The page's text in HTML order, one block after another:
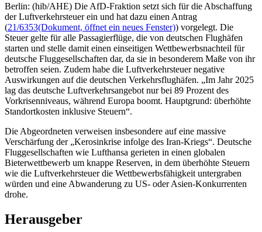
Berlin: (hib/AHE) Die AfD-Fraktion setzt sich für die Abschaffung
der Luftverkehrsteuer ein und hat dazu einen Antrag
(21/6353(Dokument, öffnet ein neues Fenster)) vorgelegt. Die
Steuer gelte für alle Passagierflüge, die von deutschen Flughäfen
starten und stelle damit einen einseitigen Wettbewerbsnachteil für
deutsche Fluggesellschaften dar, da sie in besonderem Maße von ihr
betroffen seien. Zudem habe die Luftverkehrsteuer negative
Auswirkungen auf die deutschen Verkehrsflughäfen. „Im Jahr 2025
lag das deutsche Luftverkehrsangebot nur bei 89 Prozent des
Vorkrisenniveaus, während Europa boomt. Hauptgrund: überhöhte
Standortkosten inklusive Steuern“.
Die Abgeordneten verweisen insbesondere auf eine massive
Verschärfung der „Kerosinkrise infolge des Iran-Kriegs“. Deutsche
Fluggesellschaften wie Lufthansa gerieten in einen globalen
Bieterwettbewerb um knappe Reserven, in dem überhöhte Steuern
wie die Luftverkehrsteuer die Wettbewerbsfähigkeit untergraben
würden und eine Abwanderung zu US- oder Asien-Konkurrenten
drohe.
Herausgeber